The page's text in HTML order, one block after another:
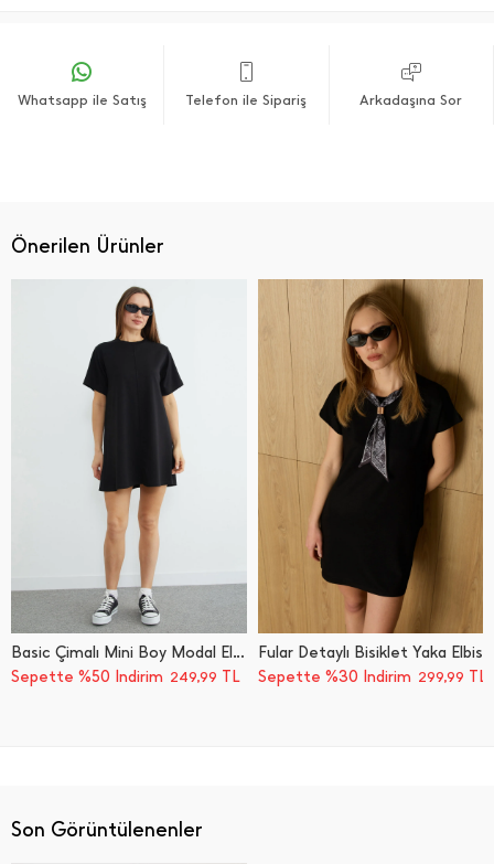
Whatsapp ile Satış Telefon ile Sipariş Arkadaşına Sor
Önerilen Ürünler
Basic Çimalı Mini Boy Modal Elbise
Sepette %50 İndirim 249,99 TL
Fular Detaylı Bisiklet Yaka Elbise
Sepette %30 İndirim 299,99 TL
Son Görüntülenenler